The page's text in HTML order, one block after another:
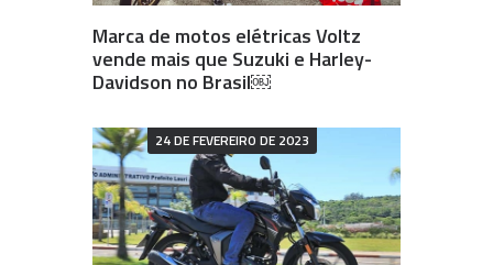
Marca de motos elétricas Voltz
vende mais que Suzuki e Harley-
Davidson no Brasil￼
24 DE FEVEREIRO DE 2023